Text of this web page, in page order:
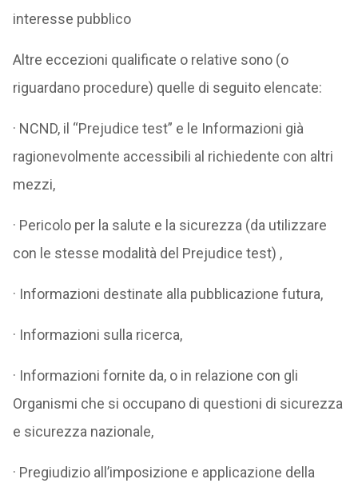
interesse pubblico
Altre eccezioni qualificate o relative sono (o
riguardano procedure) quelle di seguito elencate:
· NCND, il “Prejudice test” e le Informazioni già
ragionevolmente accessibili al richiedente con altri
mezzi,
· Pericolo per la salute e la sicurezza (da utilizzare
con le stesse modalità del Prejudice test) ,
· Informazioni destinate alla pubblicazione futura,
· Informazioni sulla ricerca,
· Informazioni fornite da, o in relazione con gli
Organismi che si occupano di questioni di sicurezza
e sicurezza nazionale,
· Pregiudizio all’imposizione e applicazione della